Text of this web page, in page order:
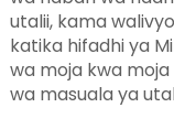
utalii, kama
katika hifadhi ya
wa moja kwa
wa masuala ya